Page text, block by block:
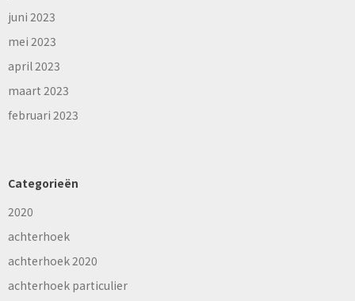
juni 2023
mei 2023
april 2023
maart 2023
februari 2023
Categorieën
2020
achterhoek
achterhoek 2020
achterhoek particulier